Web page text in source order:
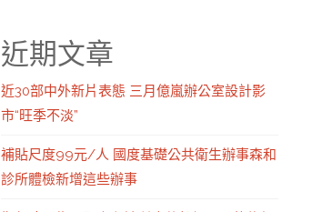
近期文章
近30部中外新片表態 三月億嵐辦公室設計影
市“旺季不淡”
補貼尺度99元/人 國度基礎公共衛生辦事森和
診所體檢新增這些辦事